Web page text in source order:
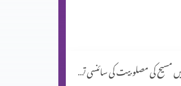
بائبل مقدس میں مسیح کی مصلوبیت کی سائنسی توجیہات (حصہ 1)